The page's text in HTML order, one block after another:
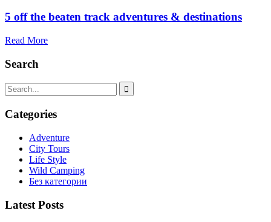
5 off the beaten track adventures & destinations
Read More
Search
Categories
Adventure
City Tours
Life Style
Wild Camping
Без категории
Latest Posts